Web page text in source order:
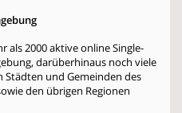
als 2000 aktive online Single-
darüberhinaus noch viele
Städten und Gemeinden des
den übrigen Regionen